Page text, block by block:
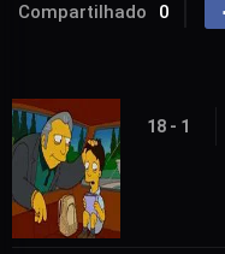
Compartilhado 0
18 - 1